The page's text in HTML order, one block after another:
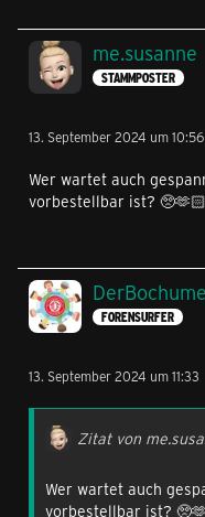
me.susanne
STAMMPOSTER
13. September 2024 um 10:56
Wer wartet auch
vorbestellbar ist? 🥺🫶🏻
FORENSURFER
13. September 2024 um 11:33
Zitat von
Wer wartet auch
vorbestellbar ist?